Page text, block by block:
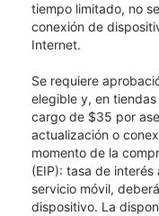
tiempo limitado, no
conexión de
Internet.
Se requiere
elegible y, en
cargo de $35 por
actualización o
momento de la
(EIP): tasa de interés
servicio móvil,
dispositivo. La